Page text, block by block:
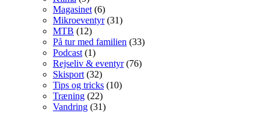
Magasinet (6)
Mikroeventyr(31)
MTB (12)
På tur med familien (33)
Podcast (1)
Rejseliv & eventyr(76)
Skisport (32)
Tips og tricks (10)
Træning (22)
Vandring (31)